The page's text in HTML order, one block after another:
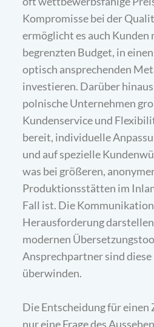
Kompromisse bei der
ermöglicht es auch Kunden
begrenzten Budget, in
optisch ansprechenden
investieren. Darüber
polnische Unternehmen
Kundenservice und
bereit, individuelle
und auf spezielle
was bei größeren,
Produktionsstätten im
Fall ist. Die
Herausforderung
modernen
Ansprechpartner sind
überwinden.
Die Entscheidung für einen
nur eine Frage des